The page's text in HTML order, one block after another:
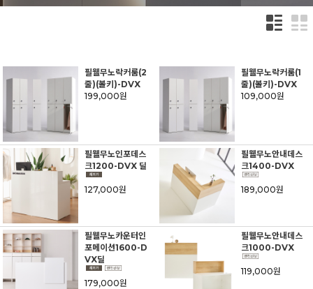
필웰무노락커룸(2
줄)(볼키)-DVX
199,000원
필웰무노락커룸(1
줄)(볼키)-DVX
109,000원
필웰무노인포데스
크1200-DVX 딜
127,000원
필웰무노안내데스
크1400-DVX
189,000원
필웰무노카운터인
포메이션1600-D
VX딜
179,000원
필웰무노안내데스
크1000-DVX
119,000원